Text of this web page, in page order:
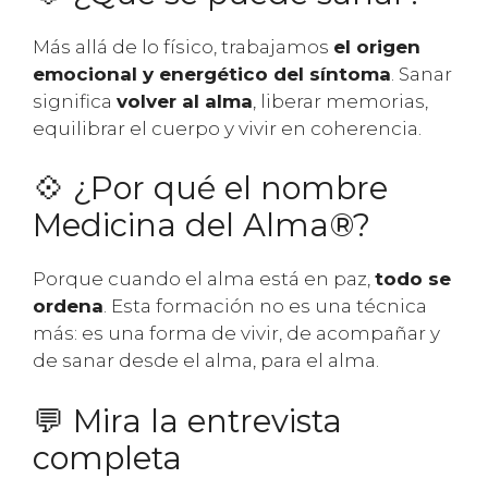
Más allá de lo físico, trabajamos el origen
emocional y energético del síntoma . Sanar
significa volver al alma , liberar memorias,
equilibrar el cuerpo y vivir en coherencia.
💠 ¿Por qué el nombre
Medicina del Alma®?
Porque cuando el alma está en paz, todo se
ordena. Esta formación no es una técnica
más: es una forma de vivir, de acompañar y
de sanar desde el alma, para el alma.
💬 Mira la entrevista
completa